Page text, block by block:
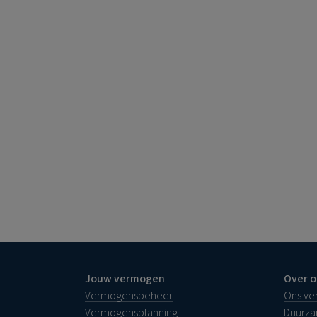
Jouw vermogen
Vermogensbeheer
Vermogensplanning
Over
Ons